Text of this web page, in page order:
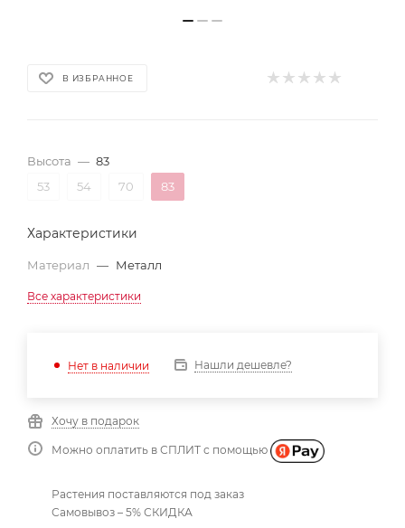
В ИЗБРАННОЕ
Высота — 83
53
54 70 83
Характеристики
Материал — Металл
Все характеристики
Нет в наличии Нашли дешевле?
Хочу в подарок
Можно оплатить в СПЛИТ с помощью
Растения поставляются под заказ
Самовывоз – 5% СКИДКА